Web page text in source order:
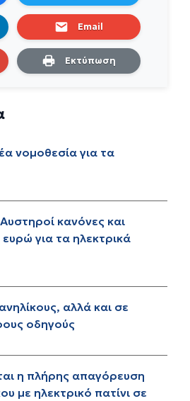
Email
Εκτύπωση
νομοθεσία για τα
κανόνες και
για τα ηλεκτρικά
αλλά και σε
οδηγούς
η πλήρης απαγόρευση
με ηλεκτρικό πατίνι σε